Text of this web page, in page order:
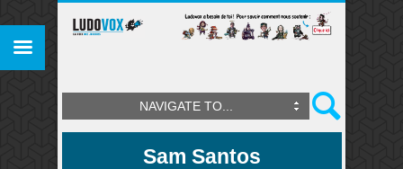
NAVIGATE TO...
Sam Santos